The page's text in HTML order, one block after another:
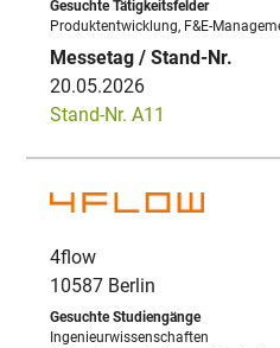
Produktentwicklung, F&E-
20.05.2026
Stand-Nr. A11
4flow
10587 Berlin
Ingenieurwissenschaften